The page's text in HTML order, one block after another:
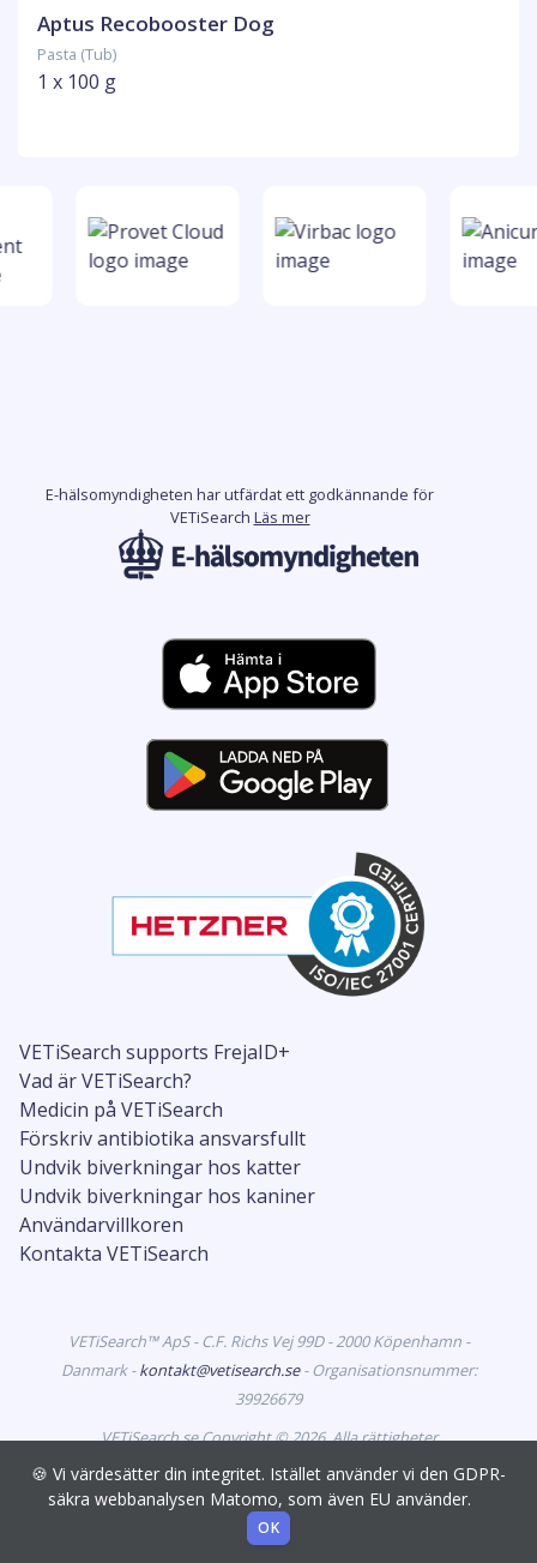
Aptus Recobooster Dog
Pasta (Tub)
1 x 100 g
VETiSearch supports FrejaID+
Vad är VETiSearch?
Medicin på VETiSearch
Förskriv antibiotika ansvarsfullt
Undvik biverkningar hos katter
Undvik biverkningar hos kaniner
Användarvillkoren
Kontakta VETiSearch
E-hälsomyndigheten har utfärdat ett godkännande för
VETiSearch Läs mer
VETiSearch™ ApS - C.F. Richs Vej 99D - 2000 Köpenhamn -
Danmark -kontakt@vetisearch.se- Organisationsnummer:
39926679
VETiSearch.se Copyright © 2026. Alla rättigheter
förbehållna. VETiSearch innehåller information om
veterinärmedicinska läkemedel som är godkända för
försäljning i Sverige och riktar sig till djurhälsopersonal.
🍪 Vi värdesätter din integritet. Istället använder vi den GDPR-
säkra webbanalysen Matomo, som även EU använder.
OK